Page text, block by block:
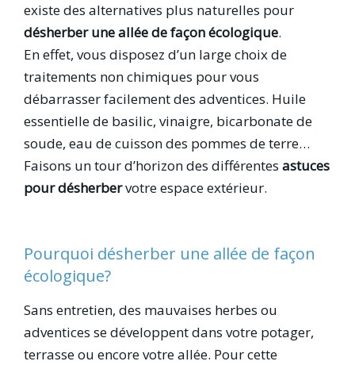
existe des alternatives plus naturelles pour
désherber une allée de façon écologique.
En effet, vous disposez d’un large choix de
traitements non chimiques pour vous
débarrasser facilement des adventices. Huile
essentielle de basilic, vinaigre, bicarbonate de
soude, eau de cuisson des pommes de terre…
Faisons un tour d’horizon des différentes astuces
pour désherbervotre espace extérieur.
Pourquoi désherber une allée de façon
écologique?
Sans entretien, des mauvaises herbes ou
adventices se développent dans votre potager,
terrasse ou encore votre allée. Pour cette